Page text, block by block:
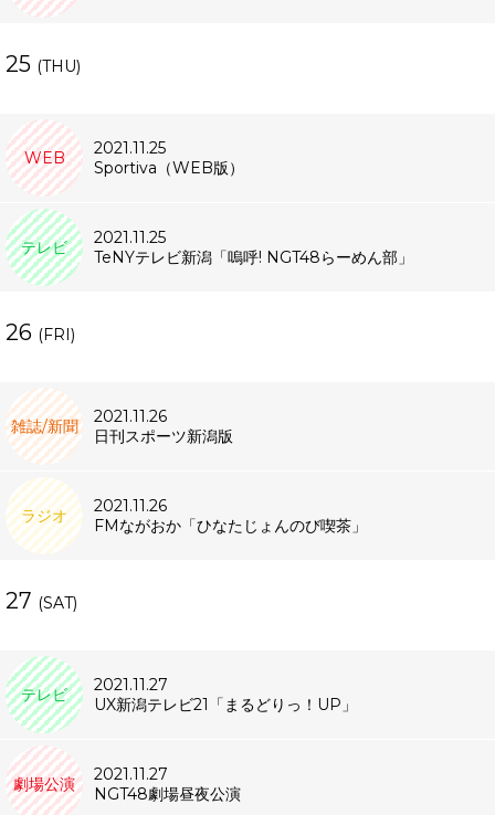
25 (THU)
WEB
2021.11.25
Sportiva（WEB版）
テレビ
2021.11.25
TeNYテレビ新潟「嗚呼! NGT48らーめん部」
26 (FRI)
雑誌/新聞
2021.11.26
日刊スポーツ新潟版
ラジオ
2021.11.26
FMながおか「ひなたじょんのび喫茶」
27 (SAT)
テレビ
2021.11.27
UX新潟テレビ21「まるどりっ！UP」
劇場公演
2021.11.27
NGT48劇場昼夜公演